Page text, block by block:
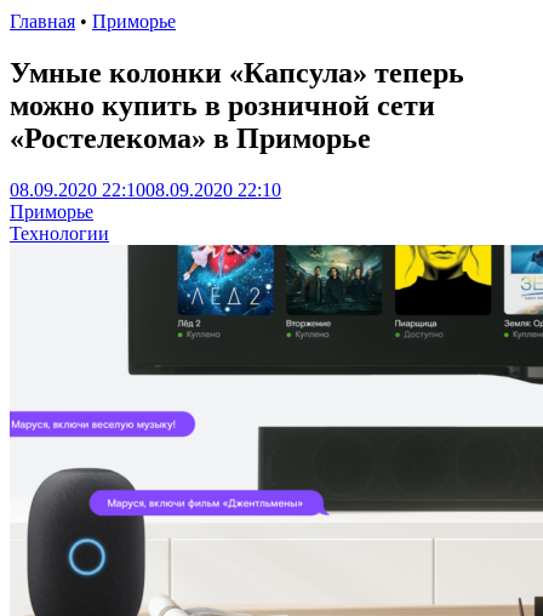
Главная • Приморье
Умные колонки «Капсула» теперь
можно купить в розничной сети
«Ростелекома» в Приморье
08.09.2020 22:1008.09.2020 22:10
Приморье
Технологии